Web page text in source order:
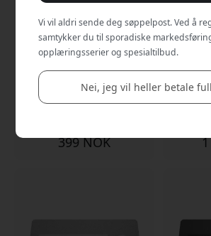
Power 45W Cube GaN-
lader USB-C-lader for
iPhone, iPad, MacBook Air
399 NOK
porters
Vi vil aldri sende deg søppelpost. Ved å
samtykker du til sporadiske
opplæringsserier og spesialtilbud.
Nei, jeg vil heller betale